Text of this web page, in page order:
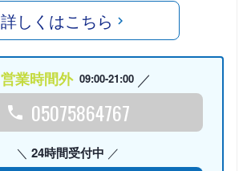
詳しくはこちら
営業時間外 09:00-21:00
05075864767
24時間受付中